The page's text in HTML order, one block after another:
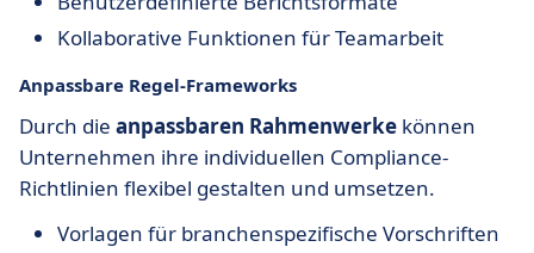
Kollaborative Funktionen für Teamarbeit
Anpassbare Regel-Frameworks
Durch die anpassbaren Rahmenwerke können
Unternehmen ihre individuellen Compliance-
Richtlinien flexibel gestalten und umsetzen.
Vorlagen für branchenspezifische Vorschriften